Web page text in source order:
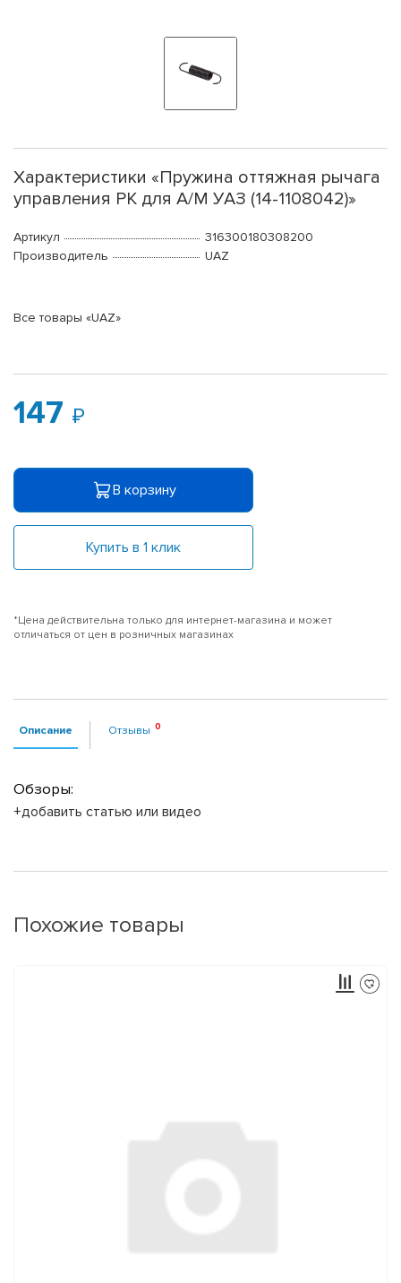
Характеристики «Пружина оттяжная рычага
управления РК для А/М УАЗ (14-1108042)»
Артикул
316300180308200
Производитель
UAZ
Все товары «UAZ»
147
В корзину
Купить в 1 клик
*Цена действительна только для интернет-магазина и может
отличаться от цен в розничных магазинах
Описание Отзывы
Обзоры:
+добавить статью или видео
Похожие товары